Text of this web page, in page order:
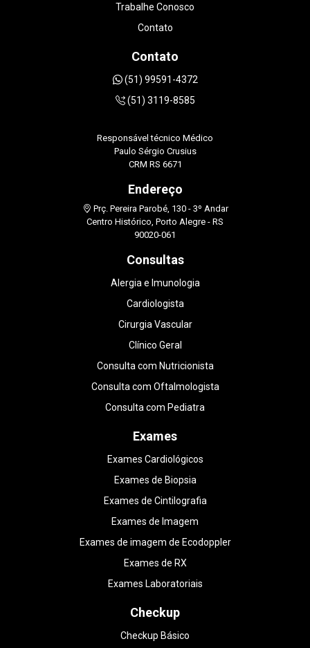
olhos fechados DOUTORA LUANA
Trabalhe Conosco
Contato
Contato
(51) 99591-4372
(51) 3119-8585
Responsável técnico Médico
Paulo Sérgio Crusius
CRM RS 6671
Endereço
Prç. Pereira Parobé, 130 - 3º Andar
Centro Histórico, Porto Alegre - RS
90020-061
Consultas
Alergia e Imunologia
Cardiologista
Cirurgia Vascular
Clínico Geral
Consulta com Nutricionista
Consulta com Oftalmologista
Consulta com Pediatra
Exames
Exames Cardiológicos
Exames de Biopsia
Exames de Cintilografia
Exames de Imagem
Exames de imagem de Ecodoppler
Exames de RX
Exames Laboratoriais
Checkup
Checkup Básico